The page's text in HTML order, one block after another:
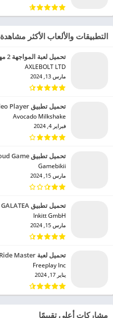
التطبيقات والألعاب الأكثر مشاهدة
تحميل لعبة المواجهة 2 مهكرة للاندرويد 2024
AXLEBOLT LTD‏
مارس 13, 2024
تحميل تطبيق Provid Video Player مهكر للاندرويد 2024
Avocado Milkshake‏
فبراير 4, 2024
تحميل تطبيق Bikii Cloud Game مهكر للاندرويد 2024
Gamebikii‏
مارس 15, 2024
تحميل تطبيق GALATEA مهكر للاندرويد 2024
Inkitt GmbH‏
مارس 15, 2024
تحميل لعبة Ride Master مهكرة للاندرويد 2024
Freeplay Inc‏
يناير 17, 2024
مشاركات أعلى تقييمًا